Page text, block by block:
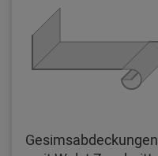
Gesimsabdeckungen